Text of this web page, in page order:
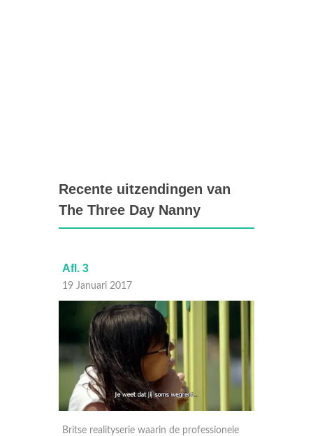
Recente uitzendingen van
The Three Day Nanny
Afl. 3
19 Januari 2017
Britse realityserie waarin de professionele